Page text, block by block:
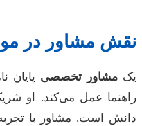
مشاوردر
مشاور تخصصیپایان نامه
عمل می‌کند. او شریک
است. مشاور با تجربه،